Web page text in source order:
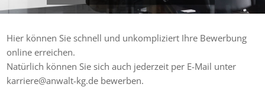
Hier können Sie schnell und unkompliziert Ihre Bewerbung
online erreichen.
Natürlich können Sie sich auch jederzeit per E-Mail unter
karriere@anwalt-kg.de bewerben.